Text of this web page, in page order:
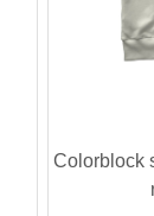
Colorblock